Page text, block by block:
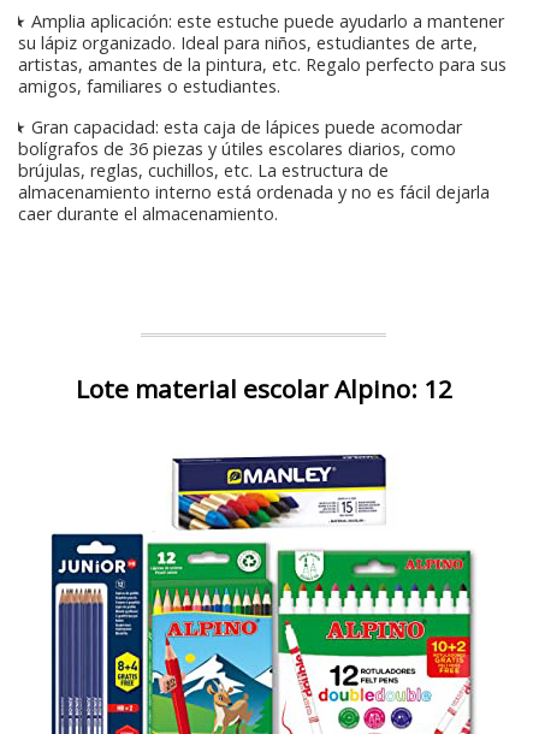
★ Amplia aplicación: este estuche puede ayudarlo a mantener
su lápiz organizado. Ideal para niños, estudiantes de arte,
artistas, amantes de la pintura, etc. Regalo perfecto para sus
amigos, familiares o estudiantes.
★ Gran capacidad: esta caja de lápices puede acomodar
bolígrafos de 36 piezas y útiles escolares diarios, como
brújulas, reglas, cuchillos, etc. La estructura de
almacenamiento interno está ordenada y no es fácil dejarla
caer durante el almacenamiento.
Lote material escolar Alpino: 12